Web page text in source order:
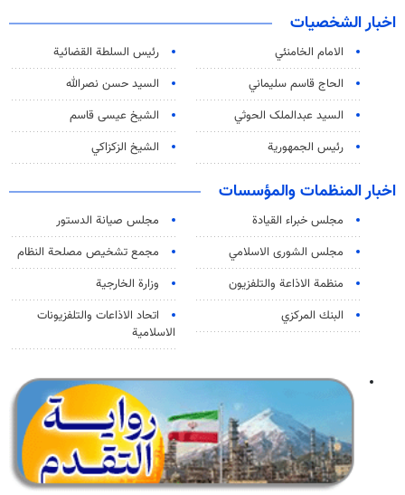
اخبار الشخصيات
الامام الخامنئي
رئیس السلطة القضائیة
الحاج قاسم سليماني
السيد حسن نصرالله
السید عبدالملک الحوثي
الشيخ عيسى قاسم
رئيس الجمهورية
الشيخ الزكزاكي
اخبار المنظمات والمؤسسات
مجلس خبراء القيادة
مجلس صيانة الدستور
مجلس الشورى الاسلامي
مجمع تشخيص مصلحة النظام
منظمة الاذاعة والتلفزیون
وزارة الخارجية
البنك المركزي
اتحاد الاذاعات والتلفزيونات
الاسلامية